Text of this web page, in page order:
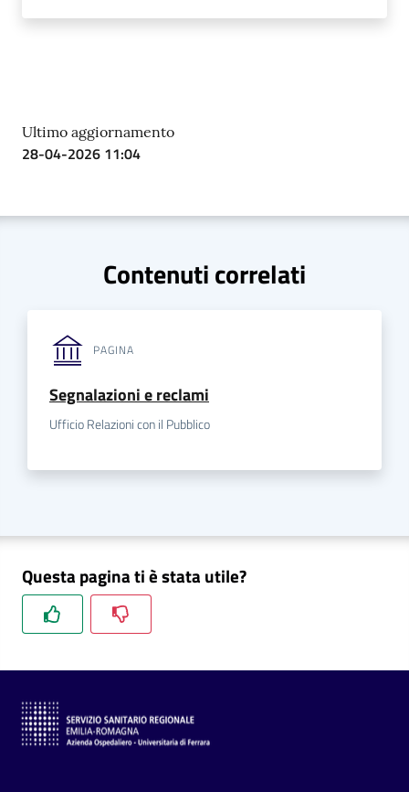
Ultimo aggiornamento
28-04-2026 11:04
Contenuti correlati
PAGINA
Segnalazioni e reclami
Ufficio Relazioni con il Pubblico
Questa pagina ti è stata utile?